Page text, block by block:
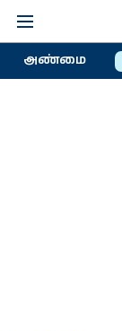
அண்மை